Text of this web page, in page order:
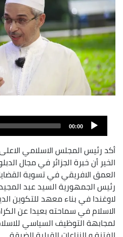
Fichier
audio
00:00
أكد رئيس المجلس الاسلامي
الخير أن خبرة الجزائر في مجال
العمق الافريقي في تسوية
رئيس الجمهورية السيد عبد
لاوغندا في بناء معهد للتكوين
الاسلام في سماحته بعيدا عن
لمجابهة التوظيف السياسي